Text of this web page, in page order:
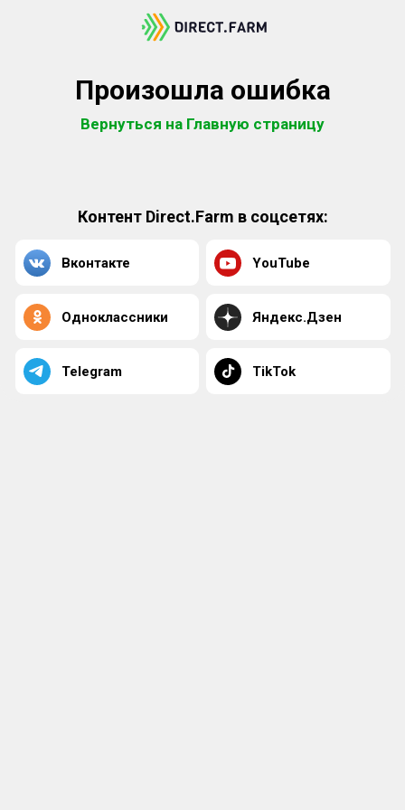
Произошла ошибка
Вернуться на Главную страницу
Контент Direct.Farm в соцсетях:
Вконтакте YouTube
Одноклассники Яндекс.Дзен
Telegram TikTok